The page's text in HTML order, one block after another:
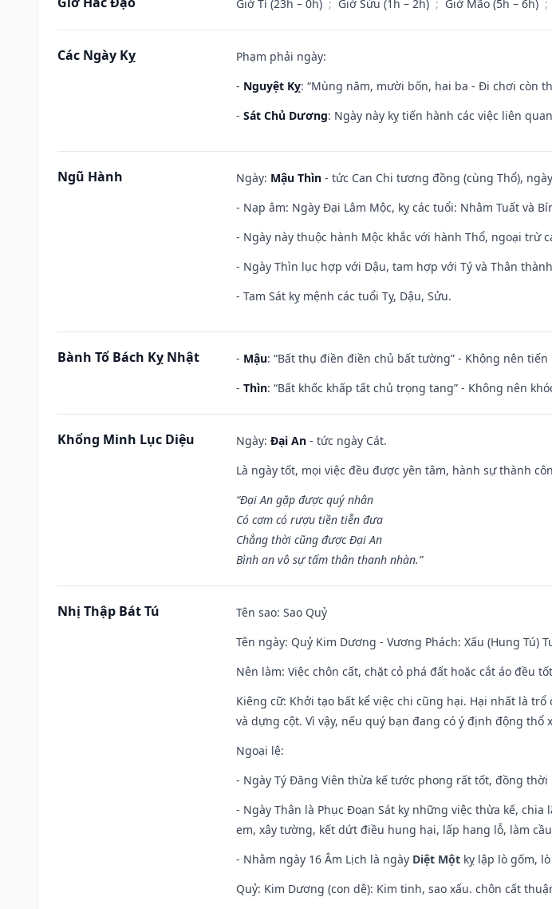
Giờ Tí (23h – 0h) ; Giờ Sửu (1h – 2h) ; Giờ Mão (5h – 6h) ;
Các Ngày Kỵ
Phạm phải ngày:
- Nguyệt Kỵ: “Mùng năm, mười bốn, hai ba - Đi chơi còn
- Sát Chủ Dương: Ngày này kỵ tiến hành các việc liên
Ngũ Hành Ngày: Mậu Thìn - tức Can Chi tương đồng (cùng Thổ),
- Nạp âm: Ngày Đại Lâm Mộc, kỵ các tuổi: Nhâm Tuất và
- Ngày này thuộc hành Mộc khắc với hành Thổ, ngoại trừ
- Ngày Thìn lục hợp với Dậu, tam hợp với Tý và Thân
- Tam Sát kỵ mệnh các tuổi Tỵ, Dậu, Sửu.
Bành Tổ Bách Kỵ Nhật - Mậu: “Bất thụ điền điền chủ bất tường” - Không nên
- Thìn: “Bất khốc khấp tất chủ trọng tang” - Không nên
Khổng Minh Lục Diệu Ngày: Đại An - tức ngày Cát.
Là ngày tốt, mọi việc đều được yên tâm, hành sự thành
“Đại An gặp được quý nhân
Có cơm có rượu tiền tiễn đưa
Chẳng thời cũng được Đại An
Bình an vô sự tấm thân thanh nhàn.”
Nhị Thập Bát Tú Tên sao: Sao Quỷ
Tên ngày: Quỷ Kim Dương - Vương Phách: Xấu (Hung Tú)
Nên làm: Việc chôn cất, chặt cỏ phá đất hoặc cắt áo đều
Kiêng cữ: Khởi tạo bất kể việc chi cũng hại. Hại nhất là
và dựng cột. Vì vậy, nếu quý bạn đang có ý định động
Ngoại lệ:
- Ngày Tý Đăng Viên thừa kế tước phong rất tốt, đồng
- Ngày Thân là Phục Đoạn Sát kỵ những việc thừa kế,
em, xây tường, kết dứt điều hung hại, lấp hang lỗ, làm
- Nhằm ngày 16 Âm Lịch là ngày Diệt Một kỵ lập lò gốm,
Quỷ: Kim Dương (con dê): Kim tinh, sao xấu. chôn cất